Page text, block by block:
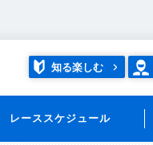
知る楽しむ
レーススケジュール